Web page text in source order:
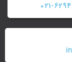
021-